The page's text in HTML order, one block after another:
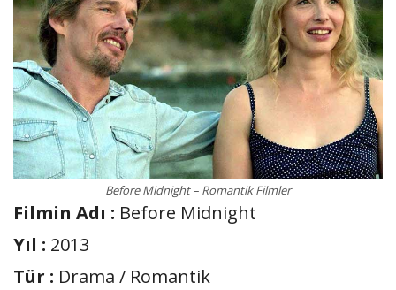
Before Midnight – Romantik Filmler
Filmin Adı : Before Midnight
Yıl : 2013
Tür : Drama / Romantik